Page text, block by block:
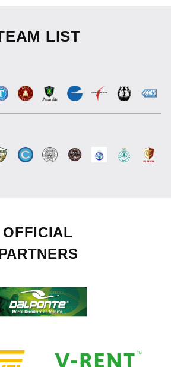
LIST
OFFICIAL